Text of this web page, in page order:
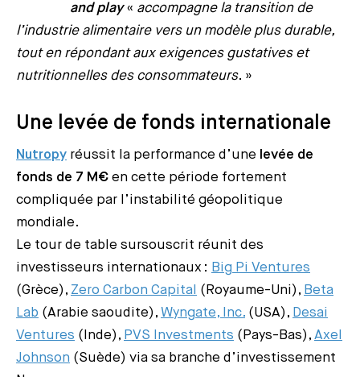
and play« accompagne la transition de
l’industrie alimentaire vers un modèle plus durable,
tout en répondant aux exigences gustatives et
nutritionnelles des consommateurs. »
Une levée de fonds internationale
Nutropy réussit la performance d’une levée de
fonds de 7 M€ en cette période fortement
compliquée par l’instabilité géopolitique
mondiale.
Le tour de table sursouscrit réunit des
investisseurs internationaux : Big Pi Ventures
(Grèce), Zero Carbon Capital (Royaume-Uni), Beta
Lab (Arabie saoudite), Wyngate, Inc. (USA), Desai
Ventures (Inde), PVS Investments (Pays-Bas), Axel
Johnson (Suède) via sa branche d’investissement